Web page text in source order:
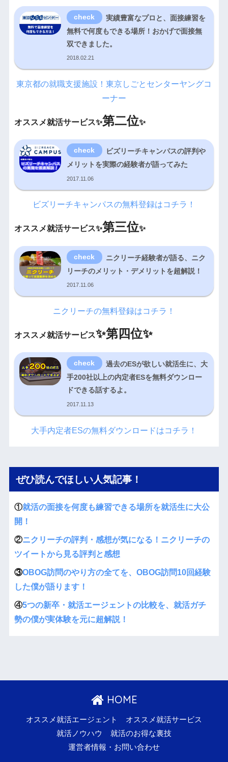
実績豊富なプロと、面接練習を
無料で何度もできる場所！おかげで面接無
双できました。
2018.02.21
東京都の就職支援施設！東京しごとセンターヤングコ
ーナー
オススメ就活サービス✨第二位✨
ビズリーチキャンパスの評判や
メリットを実際の経験者が語ってみた
2017.11.06
ビズリーチキャンパスの無料登録はコチラ！
オススメ就活サービス✨第三位✨
ニクリーチ経験者が語る、ニク
リーチのメリット・デメリットを超解説！
2017.11.06
ニクリーチの無料登録はコチラ！
オススメ就活サービス✨第四位✨
過去のESが欲しい就活生に、大
手200社以上の内定者ESを無料ダウンロー
ドできる話するよ。
2017.11.13
大手内定者ESの無料ダウンロードはコチラ！
ぜひ読んでほしい人気記事！
①就活の面接を何度も練習できる場所を就活生に大公
開！
②ニクリーチの評判・感想が気になる！ニクリーチの
ツイートから見る評判と感想
③OBOG訪問のやり方の全てを、OBOG訪問10回経験
した僕が語ります！
④5つの新卒・就活エージェントの比較を、就活ガチ
勢の僕が実体験を元に超解説！
HOME
オススメ就活エージェント
オススメ就活サービス
就活ノウハウ
就活のお得な裏技
運営者情報・お問い合わせ